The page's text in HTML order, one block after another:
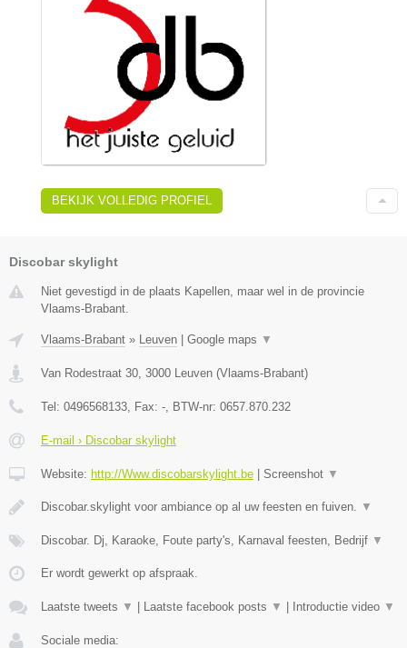
BEKIJK VOLLEDIG PROFIEL
Discobar skylight
Niet gevestigd in de plaats Kapellen, maar wel in de provincie
Vlaams-Brabant.
Vlaams-Brabant » Leuven Google maps ▼
Van Rodestraat 30 3000 Leuven (Vlaams-Brabant)
Tel: 0496568133 , Fax: - , BTW-nr: 0657.870.232
E-mail › Discobar skylight
Website: http://Www.discobarskylight.be Screenshot ▼
Discobar.skylight voor ambiance op al uw feesten en fuiven. ▼
Discobar. Dj, Karaoke, Foute party's, Karnaval feesten, Bedrijf ▼
Er wordt gewerkt op afspraak.
Laatste tweets ▼ Laatste facebook posts ▼ Introductie video ▼
Sociale media: